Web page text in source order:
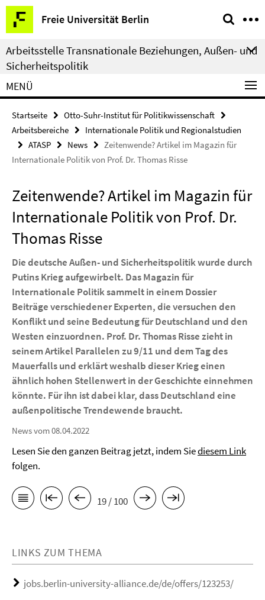
Springe
direkt
zu
Inhalt
Freie Universität Berlin
Service-
Navigation
Arbeitsstelle Transnationale Beziehungen, Außen- und
Sicherheitspolitik
MENÜ
Startseite
Otto-Suhr-Institut für Politikwissenschaft
Arbeitsbereiche
Internationale Politik und Regionalstudien
ATASP
News
Zeitenwende? Artikel im Magazin für
Internationale Politik von Prof. Dr. Thomas Risse
Zeitenwende? Artikel im Magazin für
Internationale Politik von Prof. Dr.
Thomas Risse
Die deutsche Außen- und Sicherheitspolitik wurde durch
Putins Krieg aufgewirbelt. Das Magazin für
Internationale Politik sammelt in einem Dossier
Beiträge verschiedener Experten, die versuchen den
Konflikt und seine Bedeutung für Deutschland und den
Westen einzuordnen. Prof. Dr. Thomas Risse zieht in
seinem Artikel Parallelen zu 9/11 und dem Tag des
Mauerfalls und erklärt weshalb dieser Krieg einen
ähnlich hohen Stellenwert in der Geschichte einnehmen
könnte. Für ihn ist dabei klar, dass Deutschland eine
außenpolitische Trendewende braucht.
News vom 08.04.2022
Lesen Sie den ganzen Beitrag jetzt, indem Siediesem Link
folgen.
19 / 100
LINKS ZUM THEMA
jobs.berlin-university-alliance.de/de/offers/123253/